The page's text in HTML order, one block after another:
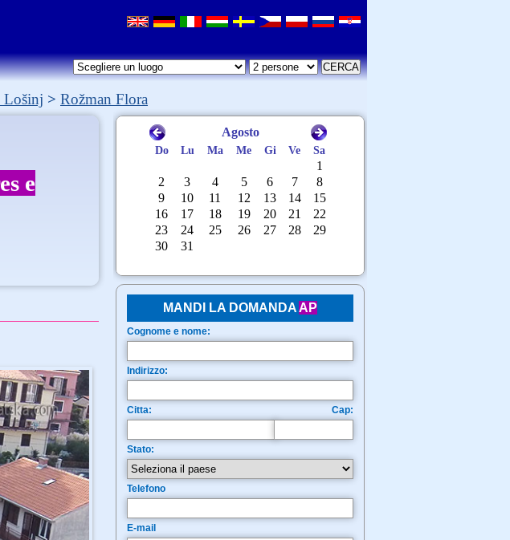
Lošinj Rožman Flora
e
MANDI LA DOMANDAAP
Cognome e nome:
Indirizzo:
Citta: Cap:
Stato:
Telefono
E-mail